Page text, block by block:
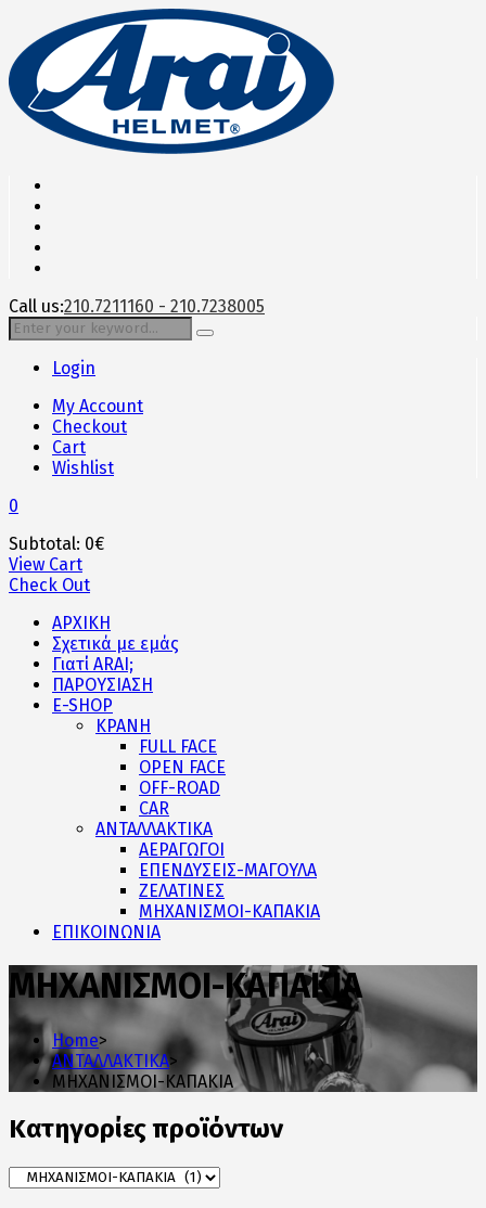
Call us:210.7211160 - 210.7238005
Login
My Account
Checkout
Cart
Wishlist
0
Subtotal: 0€
View Cart
Check Out
ΑΡΧΙΚΗ
Σχετικά με εμάς
Γιατί ARAI;
ΠΑΡΟΥΣΙΑΣΗ
E-SHOP
ΚΡΑΝΗ
FULL FACE
OPEN FACE
OFF-ROAD
CAR
ΑΝΤΑΛΛΑΚΤΙΚΑ
ΑΕΡΑΓΩΓΟΙ
ΕΠΕΝΔΥΣΕΙΣ-ΜΑΓΟΥΛΑ
ΖΕΛΑΤΙΝΕΣ
ΜΗΧΑΝΙΣΜΟΙ-ΚΑΠΑΚΙΑ
ΕΠΙΚΟΙΝΩΝΙΑ
ΜΗΧΑΝΙΣΜΟΙ-ΚΑΠΑΚΙΑ
Home>
ΑΝΤΑΛΛΑΚΤΙΚΑ>
ΜΗΧΑΝΙΣΜΟΙ-ΚΑΠΑΚΙΑ
Κατηγορίες προϊόντων